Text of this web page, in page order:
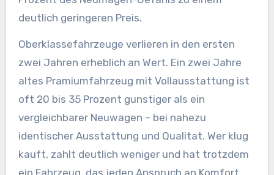
deutlich geringeren Preis.
Oberklassefahrzeuge verlieren in den ersten
zwei Jahren erheblich an Wert. Ein zwei Jahre
altes Pramiumfahrzeug mit Vollausstattung ist
oft 20 bis 35 Prozent gunstiger als ein
vergleichbarer Neuwagen – bei nahezu
identischer Ausstattung und Qualitat. Wer klug
kauft, zahlt deutlich weniger und hat trotzdem
ein Fahrzeug, das jeden Anspruch an Komfort